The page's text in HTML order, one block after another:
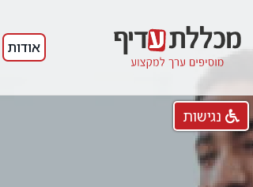
אודות
נגישות